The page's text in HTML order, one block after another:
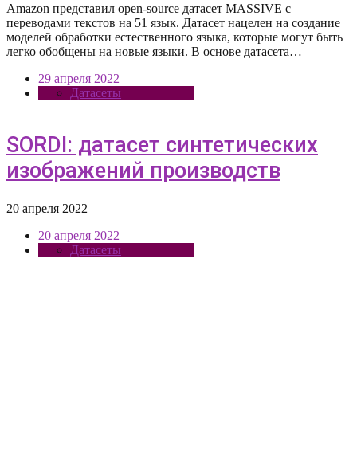
Amazon представил open-source датасет MASSIVE с
переводами текстов на 51 язык. Датасет нацелен на создание
моделей обработки естественного языка, которые могут быть
легко обобщены на новые языки. В основе датасета…
29 апреля 2022
Датасеты
SORDI: датасет синтетических
изображений производств
20 апреля 2022
20 апреля 2022
Датасеты